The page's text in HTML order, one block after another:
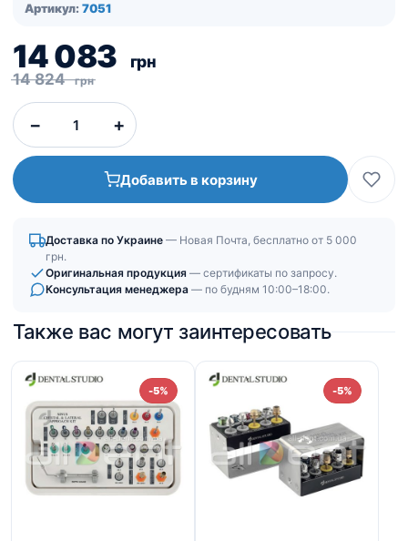
Артикул: 7051
14 824 грн
Первоначальная
цена
составляла
14
824
грн.
14 083 грн
Текущая
цена:
14
083
грн.
− +
Добавить в корзину
Доставка по Украине — Новая Почта, бесплатно от 5 000
грн.
Оригинальная продукция — сертификаты по запросу.
Консультация менеджера — по будням 10:00–18:00.
Также вас могут заинтересовать
-5% -5%